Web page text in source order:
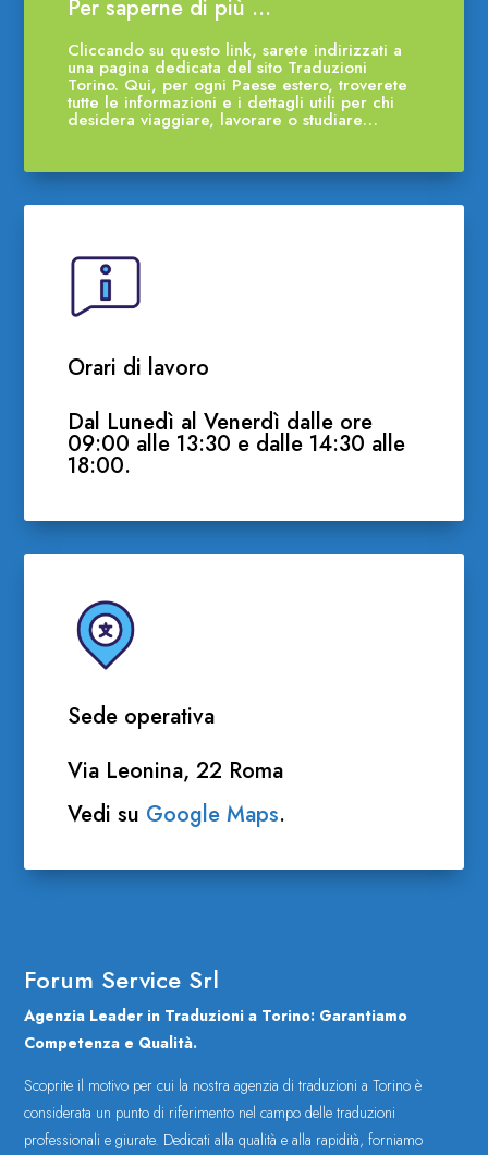
Per saperne di più …
Cliccando su questo link, sarete indirizzati a
una pagina dedicata del sito Traduzioni
Torino. Qui, per ogni Paese estero, troverete
tutte le informazioni e i dettagli utili per chi
desidera viaggiare, lavorare o studiare…
Orari di lavoro
Dal Lunedì al Venerdì dalle ore
09:00 alle 13:30 e dalle 14:30 alle
18:00.
Sede operativa
Via Leonina, 22 Roma
Vedi su Google Maps.
Forum Service Srl
Agenzia Leader in Traduzioni a Torino: Garantiamo
Competenza e Qualità.
Scoprite il motivo per cui la nostra agenzia di traduzioni a Torino è
considerata un punto di riferimento nel campo delle traduzioni
professionali e giurate. Dedicati alla qualità e alla rapidità, forniamo